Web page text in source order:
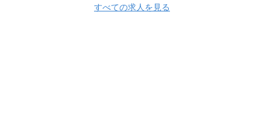
すべての求人を見る